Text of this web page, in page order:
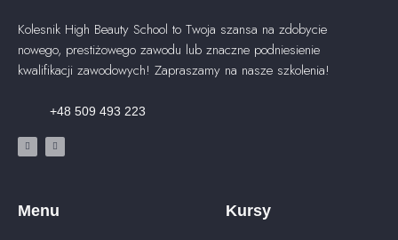
Kolesnik High Beauty School to Twoja szansa na zdobycie
nowego, prestiżowego zawodu lub znaczne podniesienie
kwalifikacji zawodowych! Zapraszamy na nasze szkolenia!
+48 509 493 223
Menu Kursy